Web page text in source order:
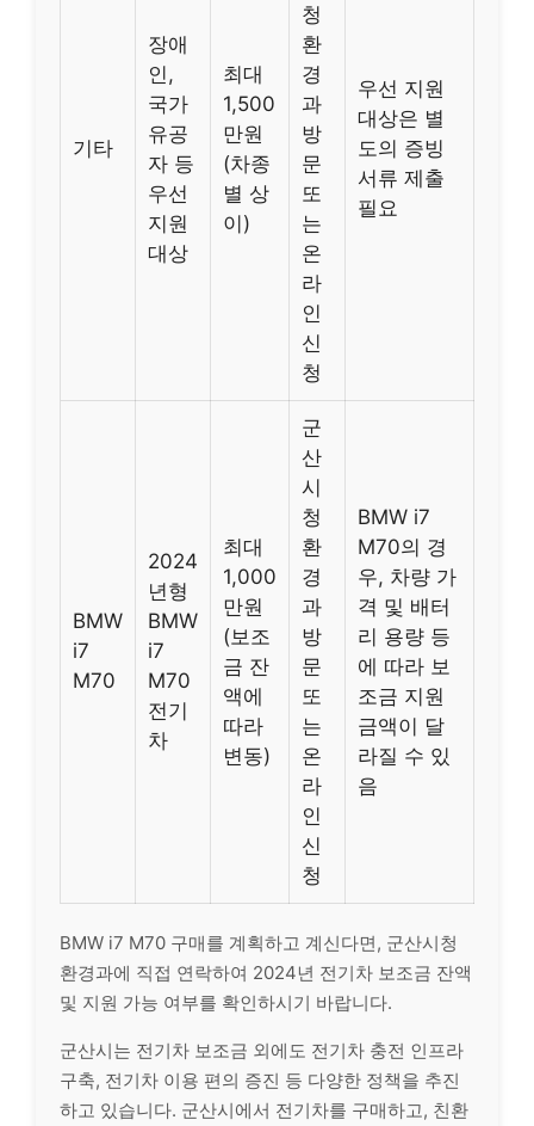
기타
장애
인,
국가
유공
자 등
우선
지원
대상
최대
1,500
만원
(차종
별 상
이)
청
환
경
과
방
문
또
는
온
라
인
신
청
우선 지원
대상은 별
도의 증빙
서류 제출
필요
BMW
i7
M70
2024
년형
BMW
i7
M70
전기
차
최대
1,000
만원
(보조
금 잔
액에
따라
변동)
군
산
시
청
환
경
과
방
문
또
는
온
라
인
신
청
BMW i7
M70의 경
우, 차량 가
격 및 배터
리 용량 등
에 따라 보
조금 지원
금액이 달
라질 수 있
음
BMW i7 M70 구매를 계획하고 계신다면, 군산시청
환경과에 직접 연락하여 2024년 전기차 보조금 잔액
및 지원 가능 여부를 확인하시기 바랍니다.
군산시는 전기차 보조금 외에도 전기차 충전 인프라
구축, 전기차 이용 편의 증진 등 다양한 정책을 추진
하고 있습니다. 군산시에서 전기차를 구매하고, 친환